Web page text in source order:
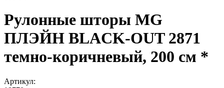
Рулонные шторы MG
ПЛЭЙН BLACK-OUT 2871
темно-коричневый, 200 см *
Артикул: